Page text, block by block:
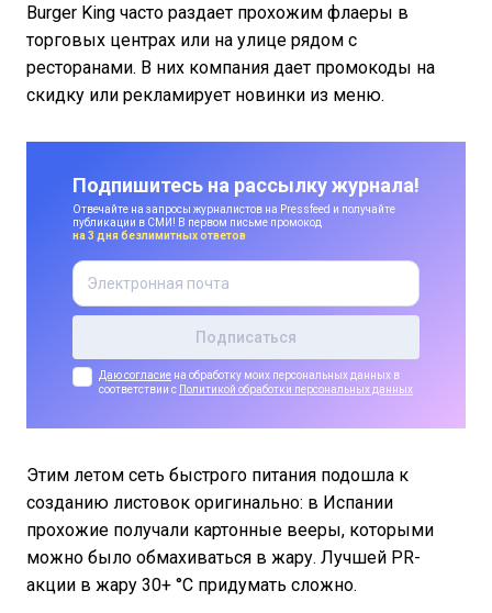
Burger King часто раздает прохожим флаеры в
торговых центрах или на улице рядом с
ресторанами. В них компания дает промокоды на
скидку или рекламирует новинки из меню.
Подпишитесь на рассылку журнала!
Отвечайте на запросы журналистов на Pressfeed и получайте
публикации в СМИ! В первом письме промокод
на 3 дня безлимитных ответов
Даю согласие на обработку моих персональных данных в
соответствии с Политикой обработки персональных данных
Этим летом сеть быстрого питания подошла к
созданию листовок оригинально: в Испании
прохожие получали картонные вееры, которыми
можно было обмахиваться в жару. Лучшей PR-
акции в жару 30+ °С придумать сложно.